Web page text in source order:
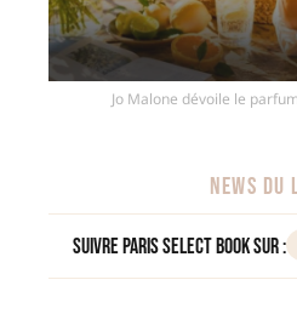
Jo Malone dévoile le
NEWS DU
Suivre Paris Select Book sur :